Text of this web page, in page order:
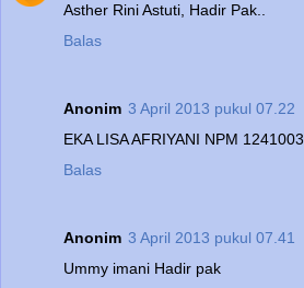
Asther Rini Astuti, Hadir Pak..
Balas
Anonim 3 April 2013 pukul 07.22
EKA LISA AFRIYANI NPM
Balas
Anonim 3 April 2013 pukul 07.41
Ummy imani Hadir pak